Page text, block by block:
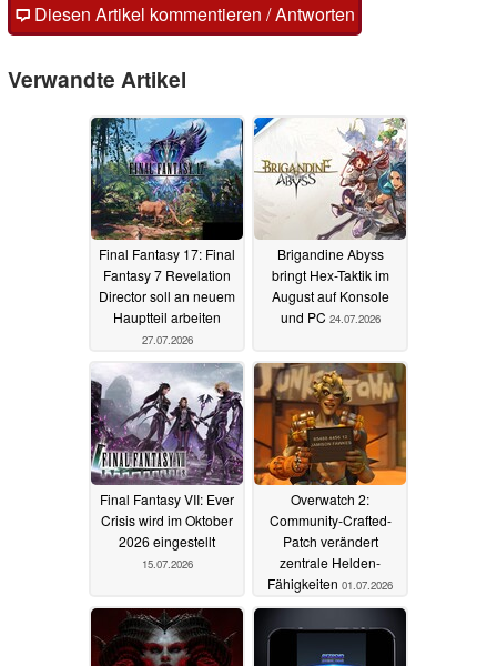
Diesen Artikel kommentieren / Antworten
Verwandte Artikel
Final Fantasy 17: Final
Fantasy 7 Revelation
Director soll an neuem
Hauptteil arbeiten
27.07.2026
Brigandine Abyss
bringt Hex-Taktik im
August auf Konsole
und PC 24.07.2026
Final Fantasy VII: Ever
Crisis wird im Oktober
2026 eingestellt
15.07.2026
Overwatch 2:
Community-Crafted-
Patch verändert
zentrale Helden-
Fähigkeiten 01.07.2026